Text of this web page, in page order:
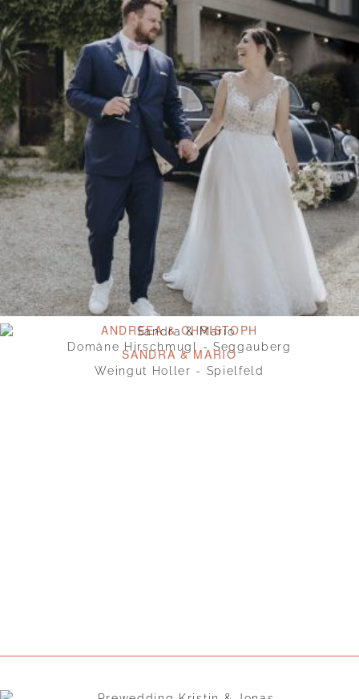
ANDREEA & CHRISTOPH
Domäne Hirschmugl - Seggauberg
SANDRA & MARIO
Weingut Holler - Spielfeld